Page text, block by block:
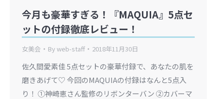
今月も豪華すぎる！『MAQUIA』5点セ
ットの付録徹底レビュー！
女美会 Byweb-staff 2018年11月30日
佐久間愛素佳 5点セットの豪華付録で、あなたの肌を
磨きあげて♡ 今回のMAQUIAの付録はなんと5点入
り！ ①神崎恵さん監修のリボンターバン ②カバーマ